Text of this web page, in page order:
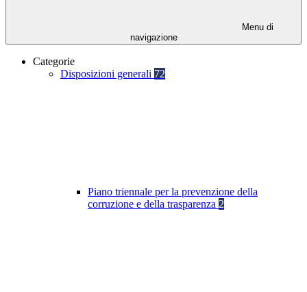
Menu di
navigazione
Categorie
Disposizioni generali 72
Piano triennale per la prevenzione della
corruzione e della trasparenza 2